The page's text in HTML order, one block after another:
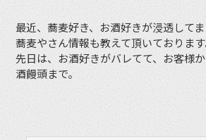
最近、蕎麦好き、お酒好きが浸透して
蕎麦やさん情報も教えて頂いております
先日は、お酒好きがバレてて、お客様
酒饅頭まで。